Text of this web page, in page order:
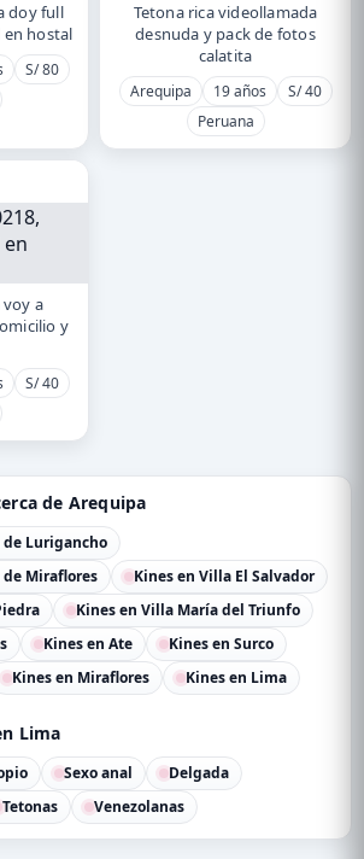
doy full
en hostal
S/ 80
Tetona rica videollamada
desnuda y pack de fotos
calatita
Arequipa 19 años
S/ 40
Peruana
voy a
y
S/ 40
de Arequipa
de Lurigancho
de Miraflores
Kines en Villa El Salvador
Kines en Villa María del Triunfo
Kines en Ate
Kines en Surco
Kines en Miraflores Kines en Lima
Lima
Sexo anal
Delgada
Tetonas Venezolanas